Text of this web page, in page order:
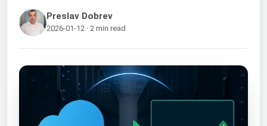
Preslav Dobrev
2026-01-12 · 2 min read